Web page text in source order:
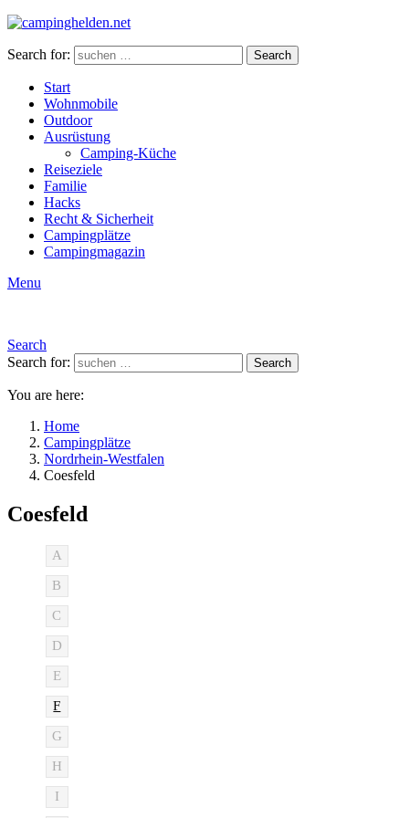
Search for: Search
Start
Wohnmobile
Outdoor
Ausrüstung
Camping-Küche
Reiseziele
Familie
Hacks
Recht & Sicherheit
Campingplätze
Campingmagazin
Menu
Search
Search for:
Search
You are here:
Home
Campingplätze
Nordrhein-Westfalen
Coesfeld
Coesfeld
A
B
C
D
E
F
G
H
I